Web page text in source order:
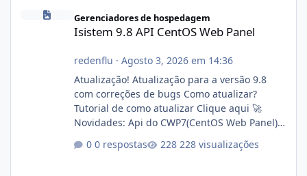
Isistem 9.8 API CentOS Web Panel
Gerenciadores de hospedagem
Isistem 9.8 API CentOS Web Panel
redenflu · Agosto 3, 2026 em 14:36
Atualização! Atualização para a versão 9.8
com correções de bugs Como atualizar?
Tutorial de como atualizar Clique aqui 🚀
Novidades: Api do CWP7(CentOS Web Panel)
autorizado a usasr o isistem:
0 respostas 228 visualizações